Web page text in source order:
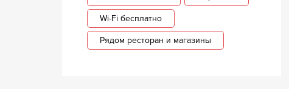
Wi-Fi бесплатно
Рядом ресторан и магазины